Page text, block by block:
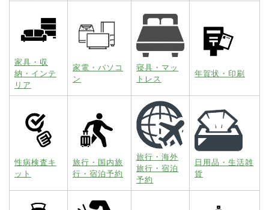
家具・収
納・インテ
リア
家電・パソコ
ン
寝具・マッ
トレス
年賀状・印刷
性病検査キ
ット
旅行・国内旅
行・宿泊予約
旅行・海外
旅行・宿泊
予約
日用品・生活雑
貨